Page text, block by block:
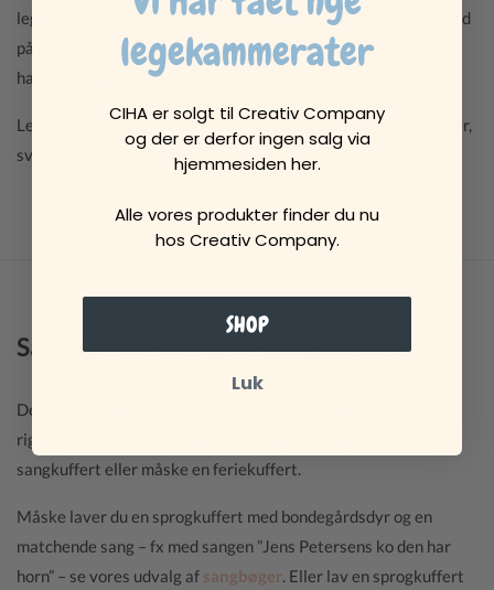
legetøj eller hemmeligheder eller. Når der skal pakkes ting med
på tur til mormor eller bedstefar. Og så pynter kufferterne at
have stående fremme på børneværelset.
Legekufferterne i sæt kommer i smukke prints som fx blomster,
svampe, svaner eller rummet.
Sammensæt din egen sprogkuffert
Det er også muligt at købe en helt plain legekuffert, som er
rigtig god at sammensætte sin helt egen sprogkuffert,
sangkuffert eller måske en feriekuffert.
Måske laver du en sprogkuffert med bondegårdsdyr og en
matchende sang – fx med sangen ”Jens Petersens ko den har
horn” – se vores udvalg af sangbøger. Eller lav en sprogkuffert
legekammerater
CIHA er solgt til Creativ Company
og der er derfor ingen salg via
hjemmesiden her.
Alle vores produkter finder du nu
hos Creativ Company.
SHOP
Luk